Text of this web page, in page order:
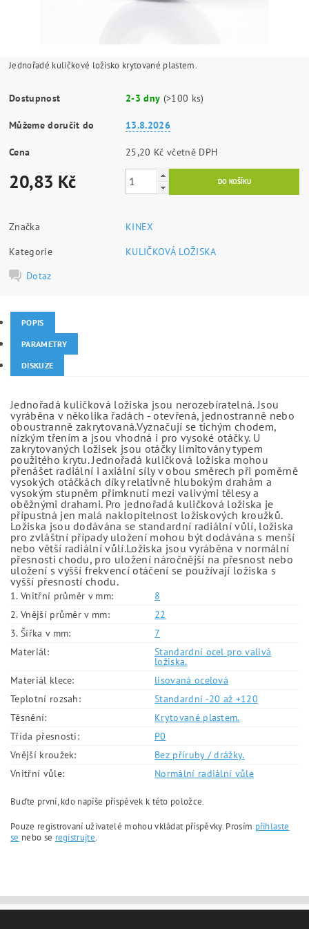
Jednořadé kuličkové ložisko krytované plastem.
Dostupnost 2-3 dny (>100 ks)
Můžeme doručit do 13.8.2026
Cena 25,20 Kč včetně DPH
20,83 Kč
Značka
KINEX
Kategorie
KULIČKOVÁ LOŽISKA
Dotaz
POPIS
PARAMETRY
DISKUZE
Jednořadá kuličková ložiska jsou nerozebíratelná. Jsou
vyráběna v několika řadách - otevřená, jednostranně nebo
oboustranně zakrytovaná.Vyznačují se tichým chodem,
nízkým třením a jsou vhodná i pro vysoké otáčky. U
zakrytovaných ložisek jsou otáčky limitovány typem
použitého krytu. Jednořadá kuličková ložiska mohou
přenášet radiální i axiální síly v obou směrech při poměrně
vysokých otáčkách díky relativně hlubokým drahám a
vysokým stupněm přimknutí mezi valivými tělesy a
oběžnými drahami. Pro jednořadá kuličková ložiska je
přípustná jen malá naklopitelnost ložiskových kroužků.
Ložiska jsou dodávána se standardní radiální vůlí, ložiska
pro zvláštní případy uložení mohou být dodávána s menší
nebo větší radiální vůlí.Ložiska jsou vyráběna v normální
přesnosti chodu, pro uložení náročnější na přesnost nebo
uložení s vyšší frekvencí otáčení se používají ložiska s
vyšší přesností chodu.
1. Vnitřní průměr v mm:
8
2. Vnější průměr v mm:
22
3. Šířka v mm:
7
Materiál:
Standardní ocel pro valivá
ložiska.
Materiál klece:
lisovaná ocelová
Teplotní rozsah:
Standardní -20 až +120
Těsnění:
Krytované plastem.
Třída přesnosti:
P0
Vnější kroužek:
Bez příruby / drážky.
Vnitřní vůle:
Normální radiální vůle
Buďte první, kdo napíše příspěvek k této položce.
Pouze registrovaní uživatelé mohou vkládat příspěvky. Prosím přihlaste
se nebo se registrujte.